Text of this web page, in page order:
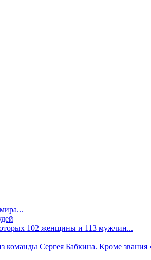
102 женщины и 113 мужчин...
Сергея Бабкина. Кроме звания